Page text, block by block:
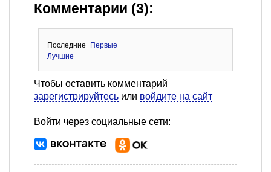
Комментарии (3):
Последние
Первые
Лучшие
Чтобы оставить комментарий
зарегистрируйтесь или войдите на сайт
Войти через социальные сети: